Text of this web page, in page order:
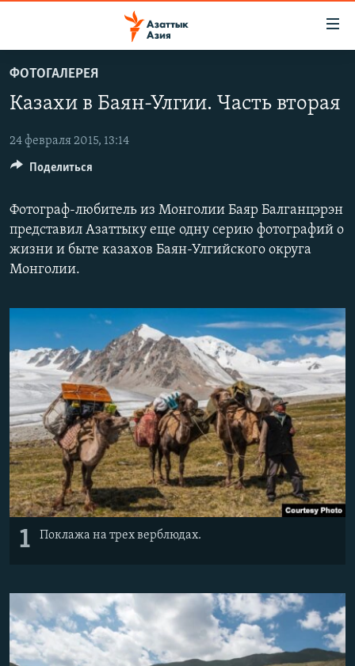
основному
Вернутся
навигации
Вернутся
поиску
КАЗАХСТАН
КЫРГЫЗСТАН
УЗБЕКИСТАН
НОВОСТИ
ВОЙНА В УКРАИНЕ
НА ДРУГИХ ЯЗЫКАХ
КЫРГЫЗЧА
ЎЗБЕКЧА
ПОДПИШИТЕСЬ НА НАС В СОЦСЕТЯХ
ФОТОГАЛЕРЕЯ
Казахи в Баян-Улгии. Часть вторая
24 февраля 2015, 13:14
Фотограф-любитель из Монголии Баяр Балганцэрэн
представил Азаттыку еще одну серию фотографий о
жизни и быте казахов Баян-Улгийского округа
Монголии.
1 Поклажа на трех верблюдах.
Поделиться